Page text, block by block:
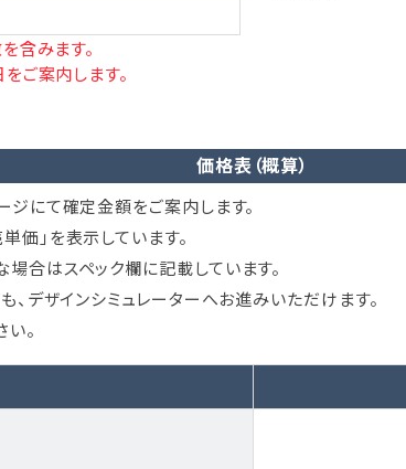
含みます。
ご案内します。
価格表（概算）
ジにて確定金額をご案内します。
価」を表示しています。
合はスペック欄に記載しています。
、デザインシミュレーターへお進みいただけます。
。